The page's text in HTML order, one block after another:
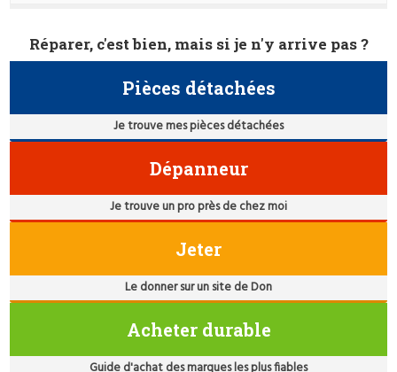
Réparer, c'est bien, mais si je n'y arrive pas ?
Pièces détachées
Je trouve mes pièces détachées
Dépanneur
Je trouve un pro près de chez moi
Jeter
Le donner sur un site de Don
Acheter durable
Guide d'achat des marques les plus fiables